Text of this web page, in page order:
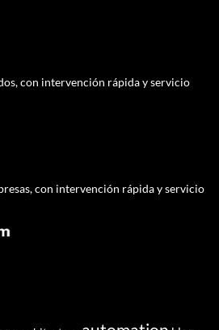
con intervención rápida y servicio
con intervención rápida y servicio